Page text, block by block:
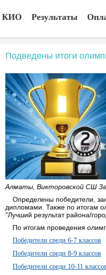
КИО Результаты
Подведены итоги
Алматы, Викторовской СШ
Определены победители,
дипломами. Также по итогам
"Лучший результат района/
По итогам проведения
Победители среди 6-7 классов
Победители среди 8-9 классов
Победители среди 10-11